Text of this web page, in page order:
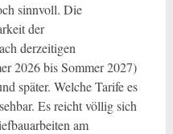
sinnvoll. Die
der
derzeitigen
2026 bis Sommer 2027)
später. Welche Tarife es
Es reicht völlig sich
am